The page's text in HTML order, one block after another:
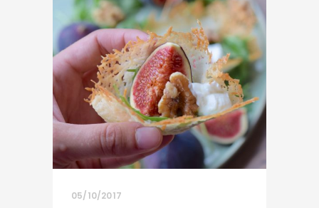
05/10/2017